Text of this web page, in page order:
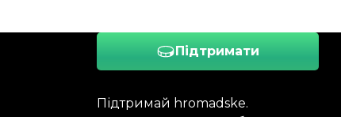
Підтримати
Підтримай hromadske.